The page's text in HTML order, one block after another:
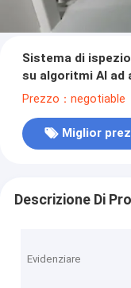
Sistema di
su algoritmi AI ad
Prezzo：negotiable
Miglior
Descrizione Di
Evidenziare